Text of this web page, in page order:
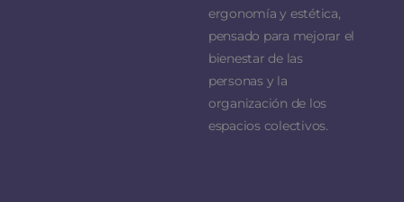
ergonomía y estética,
pensado para mejorar el
bienestar de las
personas y la
organización de los
espacios colectivos.